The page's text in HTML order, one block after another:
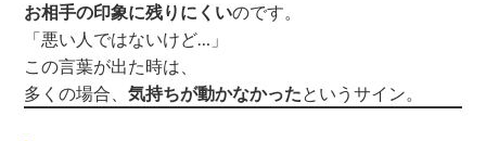
お相手の印象に残りにくいのです。
「悪い人ではないけど…」
この言葉が出た時は、
多くの場合、気持ちが動かなかったというサイン。